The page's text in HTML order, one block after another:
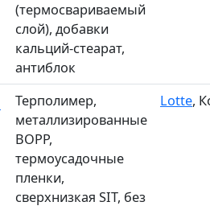
(термосвариваемый
слой), добавки
кальций-стеарат,
антиблок
Терполимер,
металлизированные
BOPP,
термоусадочные
пленки,
сверхнизкая SIT, без
Lotte,